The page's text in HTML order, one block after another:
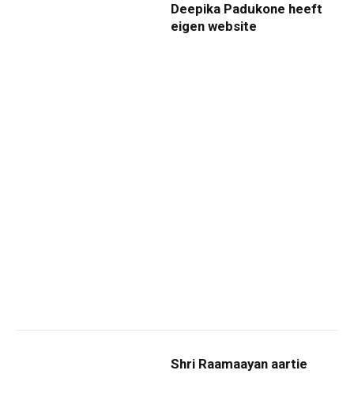
Deepika Padukone heeft
eigen website
Shri Raamaayan aartie